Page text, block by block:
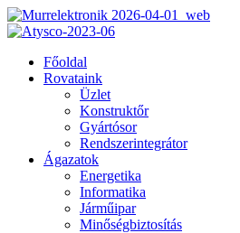
Főoldal
Rovataink
Üzlet
Konstruktőr
Gyártósor
Rendszerintegrátor
Ágazatok
Energetika
Informatika
Járműipar
Minőségbiztosítás